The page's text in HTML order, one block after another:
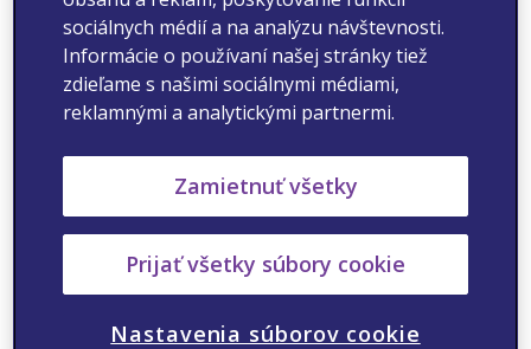
sociálnych médií a na analýzu návštevnosti.
Informácie o používaní našej stránky tiež
zdieľame s našimi sociálnymi médiami,
reklamnými a analytickými partnermi.
Zamietnuť všetky
Prijať všetky súbory cookie
Nastavenia súborov cookie